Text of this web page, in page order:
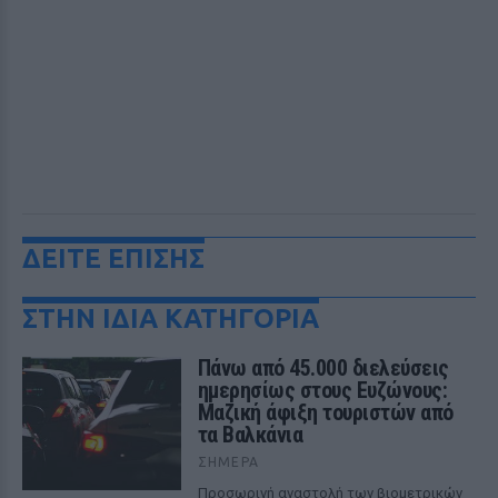
ΔΕΙΤΕ ΕΠΙΣΗΣ
ΣΤΗΝ ΙΔΙΑ ΚΑΤΗΓΟΡΙΑ
Πάνω από 45.000 διελεύσεις
ημερησίως στους Ευζώνους:
Μαζική άφιξη τουριστών από
τα Βαλκάνια
ΣΉΜΕΡΑ
Προσωρινή αναστολή των βιομετρικών